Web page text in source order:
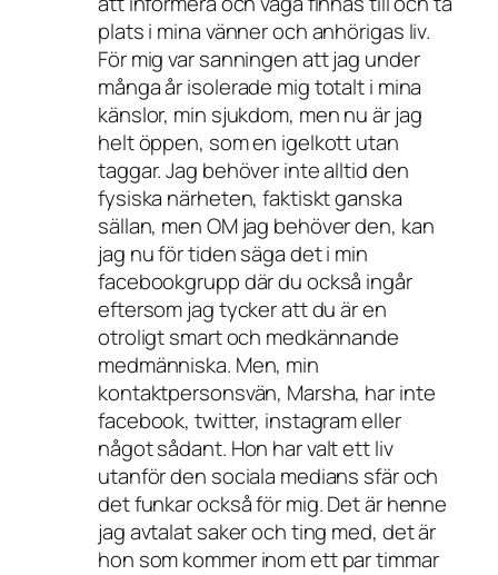
plats i mina vänner och anhörigas liv.
För mig var sanningen att jag under
många år isolerade mig totalt i mina
känslor, min sjukdom, men nu är jag
helt öppen, som en igelkott utan
taggar. Jag behöver inte alltid den
fysiska närheten, faktiskt ganska
sällan, men OM jag behöver den, kan
jag nu för tiden säga det i min
facebookgrupp där du också ingår
eftersom jag tycker att du är en
otroligt smart och medkännande
medmänniska. Men, min
kontaktpersonsvän, Marsha, har inte
facebook, twitter, instagram eller
något sådant. Hon har valt ett liv
utanför den sociala medians sfär och
det funkar också för mig. Det är henne
jag avtalat saker och ting med, det är
hon som kommer inom ett par timmar